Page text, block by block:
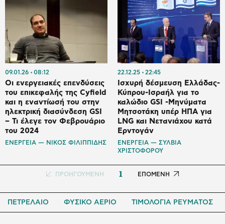
09.01.26 08:12
Οι ενεργειακές επενδύσεις
του επικεφαλής της Cyfield
και η εναντίωσή του στην
ηλεκτρική διασύνδεση GSI
– Τι έλεγε τον Φεβρουάριο
του 2024
ΕΝΕΡΓΕΙΑ — ΝΙΚΟΣ ΦΙΛΙΠΠΙΔΗΣ
22.12.25 22:45
Ισχυρή δέσμευση Ελλάδας-
Κύπρου-Ισραήλ για το
καλώδιο GSI -Μηνύματα
Μητσοτάκη υπέρ ΗΠΑ για
LNG και Νετανιάχου κατά
Ερντογάν
ΕΝΕΡΓΕΙΑ — ΣΥΛΒΙΑ
ΧΡΙΣΤΟΦΟΡΟΥ
Προηγούμενη
ΠΡΟΗΓΟΥΜΕΝΗ 1
Next
ΕΠΟΜΕΝΗ
ΠΕΤΡΕΛΑΙΟ ΦΥΣΙΚΟ ΑΕΡΙΟ ΤΙΜΟΛΟΓΙΑ ΡΕΥΜΑΤΟΣ